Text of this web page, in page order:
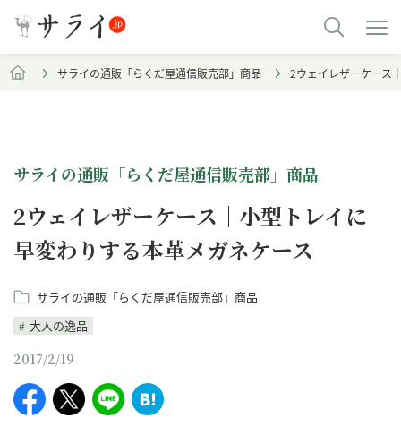
サライの通販「らくだ屋通信販売部」商品 2ウェイレザーケース
サライの通販「らくだ屋通信販売部」商品
2ウェイレザーケース｜小型トレイに
早変わりする本革メガネケース
サライの通販「らくだ屋通信販売部」商品
大人の逸品
2017/2/19